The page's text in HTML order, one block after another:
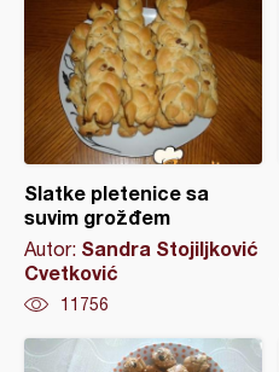
Slatke pletenice sa
suvim grožđem
Autor: Sandra Stojiljković
Cvetković
11756